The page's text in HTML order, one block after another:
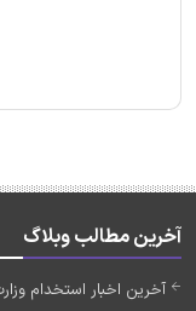
آخرین مطالب وبلاگ
آخرین اخبار استخدام وزارت